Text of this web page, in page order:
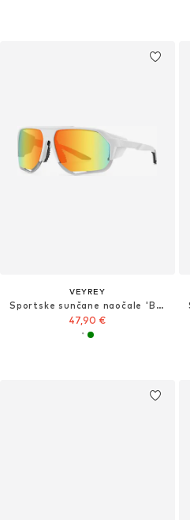
VEYREY
Sportske sunčane naočale 'Bralter'
47,90 €